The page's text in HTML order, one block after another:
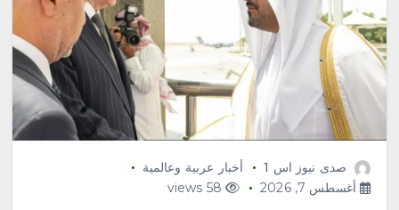
صدى نيوز اس 1
أخبار عربية وعالمية
أغسطس 7, 2026